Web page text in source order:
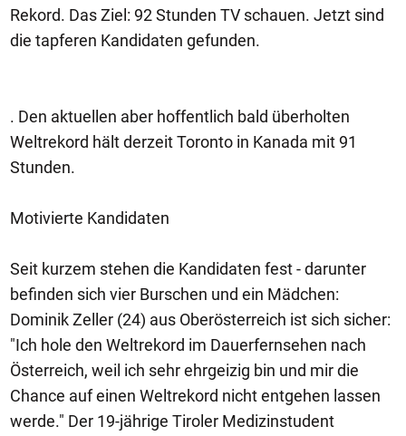
Rekord. Das Ziel: 92 Stunden TV schauen. Jetzt sind
die tapferen Kandidaten gefunden.
. Den aktuellen aber hoffentlich bald überholten
Weltrekord hält derzeit Toronto in Kanada mit 91
Stunden.
Motivierte Kandidaten
Seit kurzem stehen die Kandidaten fest - darunter
befinden sich vier Burschen und ein Mädchen:
Dominik Zeller (24) aus Oberösterreich ist sich sicher:
"Ich hole den Weltrekord im Dauerfernsehen nach
Österreich, weil ich sehr ehrgeizig bin und mir die
Chance auf einen Weltrekord nicht entgehen lassen
werde." Der 19-jährige Tiroler Medizinstudent